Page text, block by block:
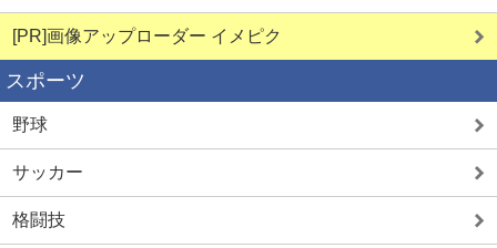
[PR]画像アップローダー イメピク
スポーツ
野球
サッカー
格闘技